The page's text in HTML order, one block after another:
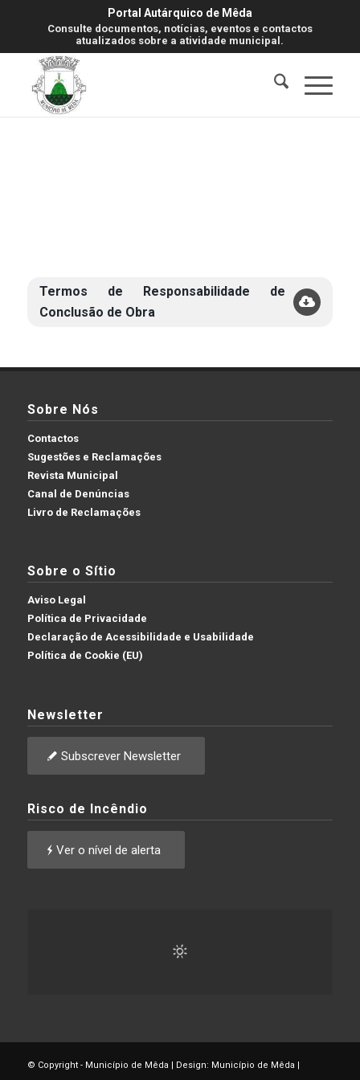
Portal Autárquico de Mêda
Consulte documentos, notícias, eventos e contactos
atualizados sobre a atividade municipal.
Termos de Responsabilidade de
Conclusão de Obra
Sobre Nós
Contactos
Sugestões e Reclamações
Revista Municipal
Canal de Denúncias
Livro de Reclamações
Sobre o Sítio
Aviso Legal
Política de Privacidade
Declaração de Acessibilidade e Usabilidade
Política de Cookie (EU)
Newsletter
Subscrever Newsletter
Risco de Incêndio
Ver o nível de alerta
© Copyright - Município de Mêda | Design: Município de Mêda |